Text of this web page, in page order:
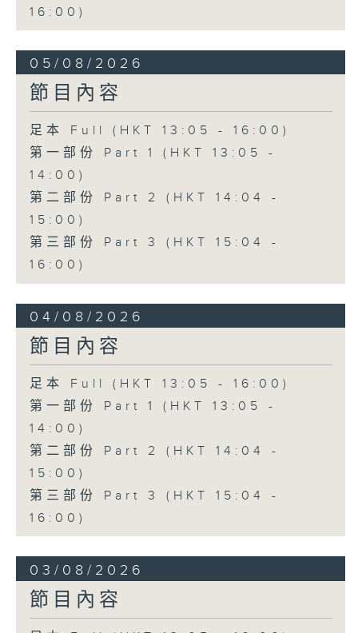
16:00)
05/08/2026
節目內容
足本 Full (HKT 13:05 - 16:00)
第一部份 Part 1 (HKT 13:05 -
14:00)
第二部份 Part 2 (HKT 14:04 -
15:00)
第三部份 Part 3 (HKT 15:04 -
16:00)
04/08/2026
節目內容
足本 Full (HKT 13:05 - 16:00)
第一部份 Part 1 (HKT 13:05 -
14:00)
第二部份 Part 2 (HKT 14:04 -
15:00)
第三部份 Part 3 (HKT 15:04 -
16:00)
03/08/2026
節目內容